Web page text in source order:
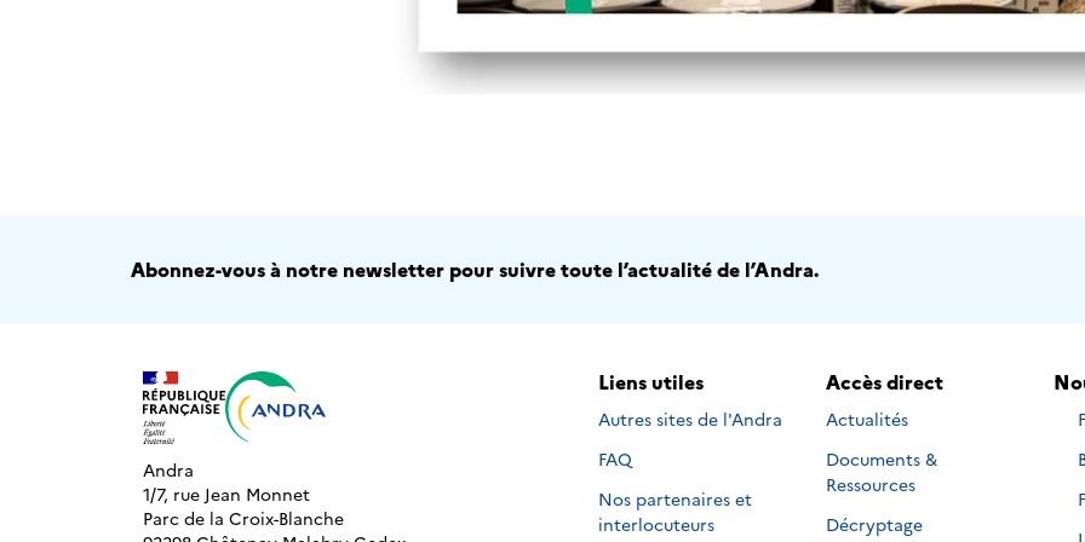
Abonnez-vous à notre newsletter pour suivre toute l’actualité de l’Andra.
Andra
1/7, rue Jean Monnet
Parc de la Croix-Blanche
Liens utiles
Autres sites de l'Andra
FAQ
Nos partenaires et
interlocuteurs
Accès direct
Actualités
Documents &
Ressources
Décryptage